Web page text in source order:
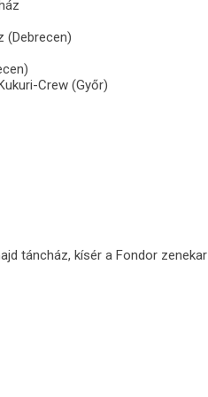
(Debrecen)
Crew (Győr)
táncház, kísér a Fondor zenekar